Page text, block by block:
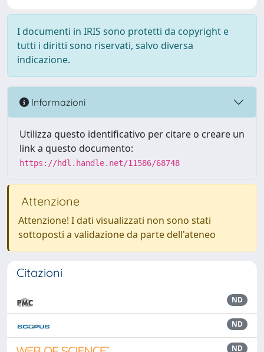
I documenti in IRIS sono protetti da copyright e
tutti i diritti sono riservati, salvo diversa
indicazione.
Informazioni
Utilizza questo identificativo per citare o creare un
link a questo documento:
https://hdl.handle.net/11586/68748
Attenzione
Attenzione! I dati visualizzati non sono stati
sottoposti a validazione da parte dell'ateneo
Citazioni
ND
ND
ND